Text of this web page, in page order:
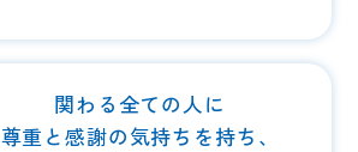
関わる全ての人に
尊重と感謝の気持ちを持ち、